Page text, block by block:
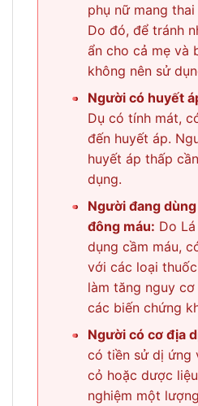
phụ nữ mang
Do đó, để tránh
ẩn cho cả mẹ và
không nên sử
•
Người có huyết
Dụ có tính mát,
đến huyết áp.
huyết áp thấp
dụng.
•
Người đang
đông máu: Do
dụng cầm máu,
với các loại
làm tăng nguy
các biến chứng
•
Người có cơ địa
có tiền sử dị ứng
cỏ hoặc dược
nghiệm một